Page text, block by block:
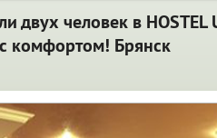
человек в HOSTEL
комфортом! Брянск